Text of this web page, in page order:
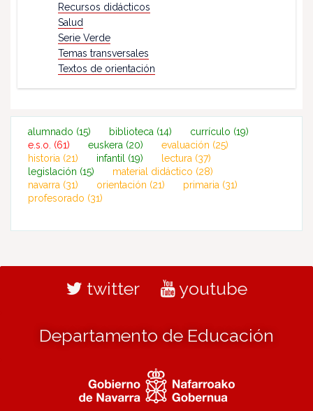
Recursos didácticos
Salud
Serie Verde
Temas transversales
Textos de orientación
alumnado (15) biblioteca (14) currículo (19)
e.s.o. (61) euskera (20) evaluación (25)
historia (21) infantil (19) lectura (37)
legislación (15) material didáctico (28)
navarra (31) orientación (21) primaria (31)
profesorado (31)
twitter youtube
Departamento de Educación